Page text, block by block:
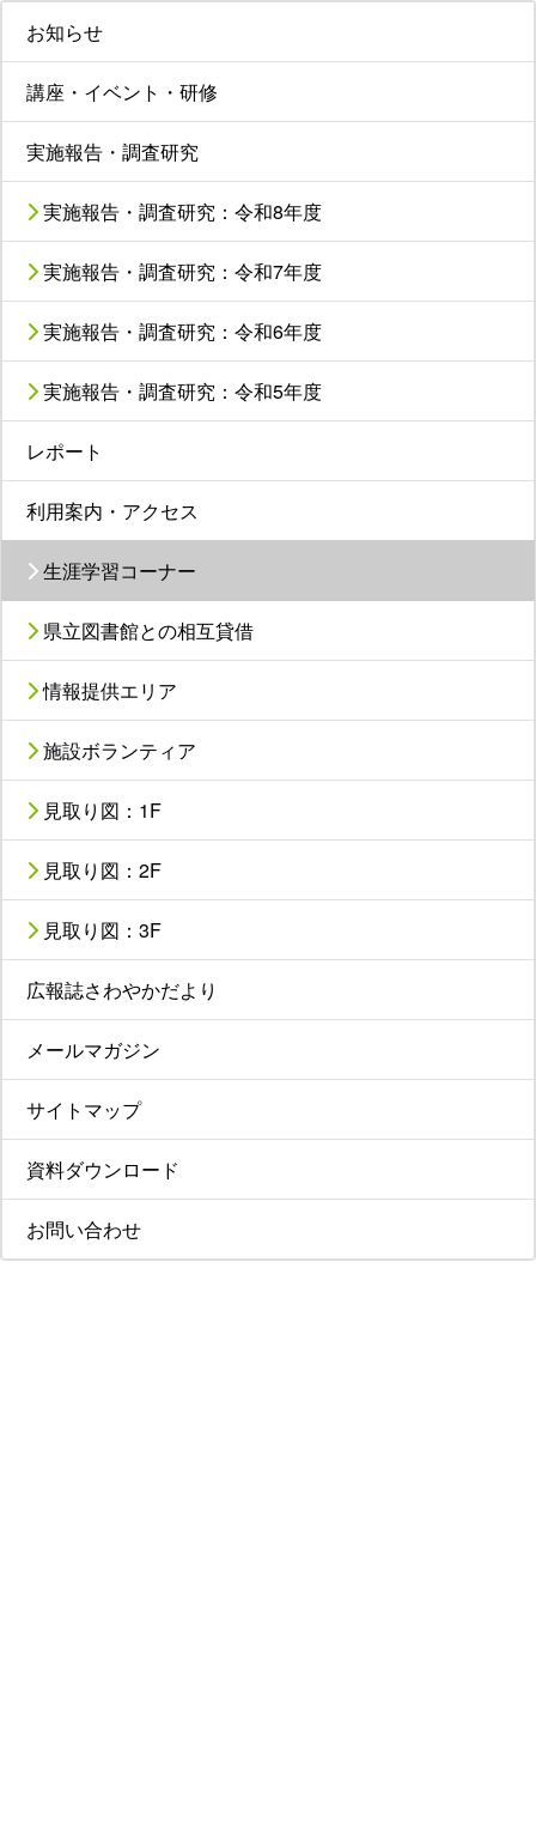
お知らせ
講座・イベント・研修
実施報告・調査研究
実施報告・調査研究：令和8年度
実施報告・調査研究：令和7年度
実施報告・調査研究：令和6年度
実施報告・調査研究：令和5年度
レポート
利用案内・アクセス
生涯学習コーナー
県立図書館との相互貸借
情報提供エリア
施設ボランティア
見取り図：1F
見取り図：2F
見取り図：3F
広報誌さわやかだより
メールマガジン
サイトマップ
資料ダウンロード
お問い合わせ